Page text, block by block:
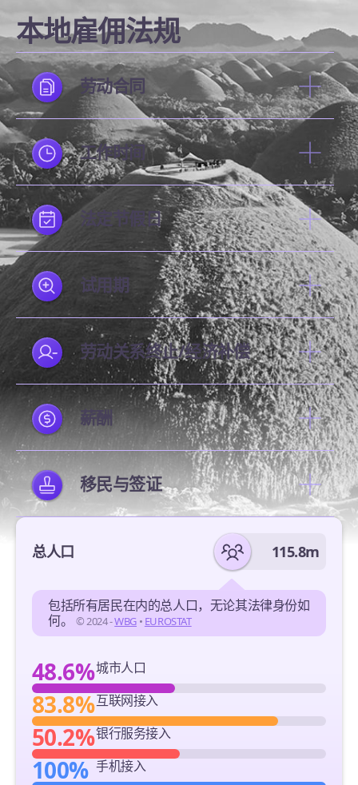
本地雇佣法规
劳动合同
工作时间
法定节假日
试用期
劳动关系终止/经济补偿
薪酬
移民与签证
总人口 115.8m
包括所有居民在内的总人口，无论其法律身份如
何。
© 2024 -WBG • EUROSTAT
48.6%城市人口
83.8%互联网接入
50.2%银行服务接入
100% 手机接入